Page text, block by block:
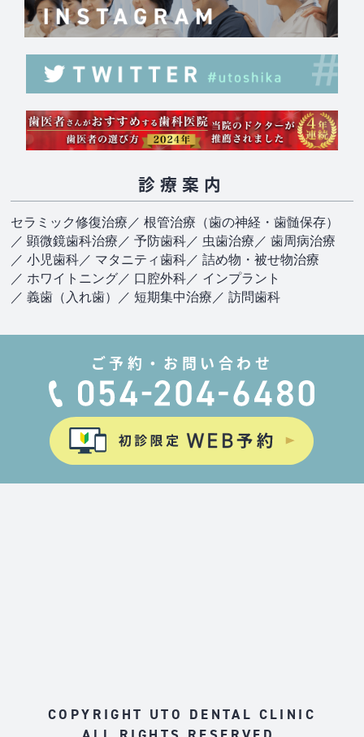
診療案内
セラミック修復治療／ 根管治療（歯の神経・歯髄保存）
／ 顕微鏡歯科治療／ 予防歯科／ 虫歯治療／ 歯周病治療
／ 小児歯科／ マタニティ歯科／ 詰め物・被せ物治療
／ ホワイトニング／ 口腔外科／ インプラント
／ 義歯（入れ歯） ／ 短期集中治療／ 訪問歯科
ご予約・お問い合わせ
COPYRIGHT UTO DENTAL CLINIC